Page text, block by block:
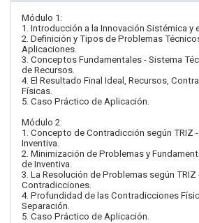
Módulo 1:
1. Introducción a la Innovación Sistémica y
2. Definición y Tipos de Problemas
Aplicaciones.
3. Conceptos Fundamentales - Sistema
de Recursos.
4. El Resultado Final Ideal, Recursos,
Físicas.
5. Caso Práctico de Aplicación.
Módulo 2:
1. Concepto de Contradicción según TRIZ
Inventiva.
2. Minimización de Problemas y
de Inventiva.
3. La Resolución de Problemas según TRIZ
Contradicciones.
4. Profundidad de las Contradicciones
Separación.
5. Caso Práctico de Aplicación.